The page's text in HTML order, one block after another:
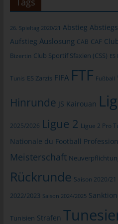
26. Spieltag 2020/21 Abstieg
Aufstieg Auslosung CAB CAF
Bizertin Club Sportif Sfaxien (CSS)
Tunis ES Zarzis FIFA FTF Fußball
Hinrunde JS Kairouan
2025/2026 Ligue 2 Ligue 2 Pro
Nationale du Football
Meisterschaft
Rückrunde Saison 2020/21
2022/2023 Saison 2024/2025
Tunisien Strafen
Verarbeitung Verantwortlichen
dieser Daten an Dritte erfolgt
gesetzliche Pflicht zur
der Strafverfolgung dient.
Die Registrierung der betroffenen
Verarbeitung Verantwortlichen
Inhalte oder Leistungen
Sache nur registrierten
Registrierten Personen steht die
Registrierung angegebenen
jederzeit abzuändern oder
des für die Verarbeitung
Der für die Verarbeitung
personenbezogenen Daten über
Verarbeitung Verantwortliche
Wunsch oder Hinweis der
gesetzlichen